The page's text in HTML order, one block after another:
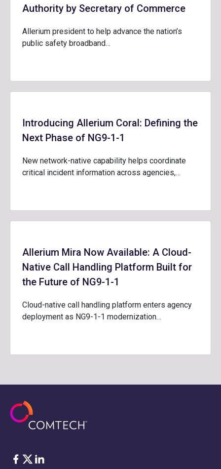
Authority by Secretary of Commerce
Allerium president to help advance the nation’s
public safety broadband…
Introducing Allerium Coral: Defining the
Next Phase of NG9-1-1
New network-native capability helps coordinate
critical incident information across agencies,…
Allerium Mira Now Available: A Cloud-
Native Call Handling Platform Built for
the Future of NG9-1-1
Cloud-native call handling platform enters agency
deployment as NG9-1-1 modernization…
Facebook
Twitter
LinkedIn